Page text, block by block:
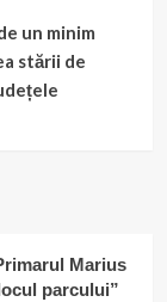
un minim
stării de
Marius
parcului”